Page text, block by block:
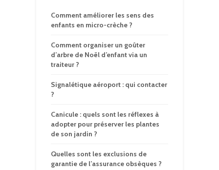
Comment améliorer les sens des
enfants en micro-crèche ?
Comment organiser un goûter
d’arbre de Noël d’enfant via un
traiteur ?
Signalétique aéroport : qui contacter
?
Canicule : quels sont les réflexes à
adopter pour préserver les plantes
de son jardin ?
Quelles sont les exclusions de
garantie de l’assurance obsèques ?